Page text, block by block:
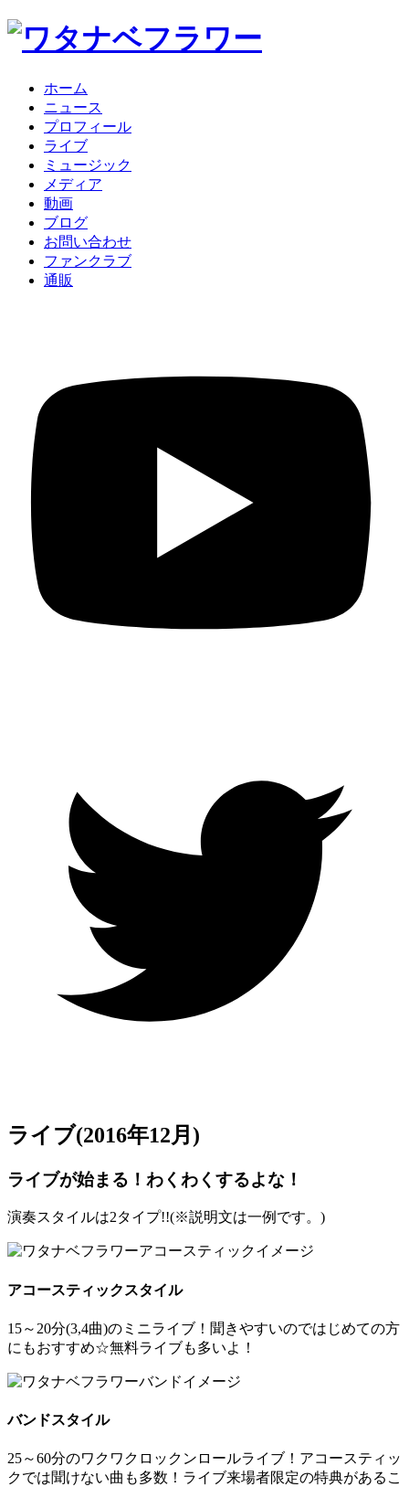
ホーム
ニュース
プロフィール
ライブ
ミュージック
メディア
動画
ブログ
お問い合わせ
ファンクラブ
通販
ライブ(2016年12月)
ライブが始まる！わくわくするよな！
演奏スタイルは2タイプ!!(※説明文は一例です。)
アコースティックスタイル
15～20分(3,4曲)のミニライブ！聞きやすいのではじめての方
にもおすすめ☆無料ライブも多いよ！
バンドスタイル
25～60分のワクワクロックンロールライブ！アコースティッ
クでは聞けない曲も多数！ライブ来場者限定の特典があるこ